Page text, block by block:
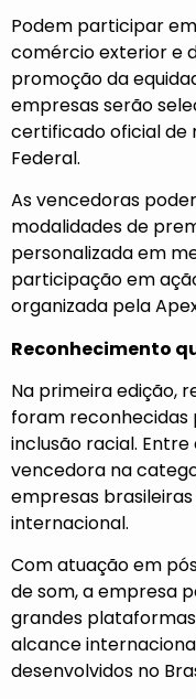
Podem participar
comércio exterior e
promoção da
empresas serão
certificado oficial de
Federal.
As vencedoras
modalidades de
personalizada em
participação em
organizada pela
Reconhecimento
Na primeira edição,
foram
inclusão racial. Entre
vencedora na
empresas
internacional.
Com atuação em
de som, a empresa
grandes
alcance
desenvolvidos no